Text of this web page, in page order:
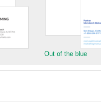
Out of the blue